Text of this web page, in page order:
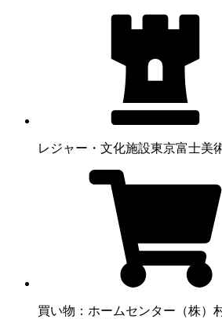
レジャー・文化施設東京富士美
買い物：ホームセンター （株）